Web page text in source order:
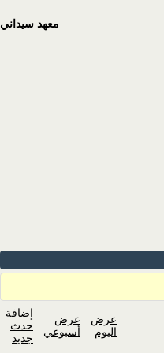
معهد سيداني
عرض
اليوم
عرض
أسبوعي
إضافة
حدث
جديد